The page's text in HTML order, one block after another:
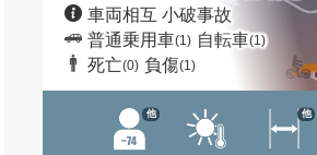
車両相互 小破事故
普通乗用車(1) 自転車(1)
死亡(0) 負傷(1)
他 他